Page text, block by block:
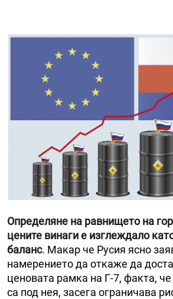
Определяне на равнището на
цените винаги е изглеждало
баланс. Макар че Русия ясно
намерението да откаже да
ценовата рамка на Г-7, факта,
са под нея, засега ограничава